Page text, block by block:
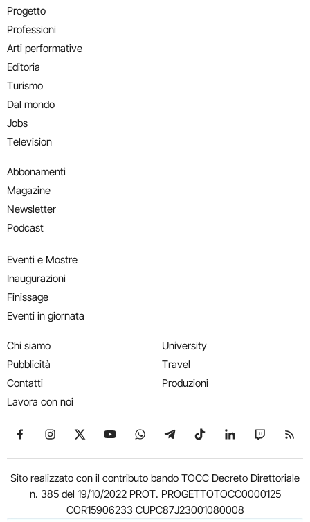
Progetto
Professioni
Arti performative
Editoria
Turismo
Dal mondo
Jobs
Television
Abbonamenti
Magazine
Newsletter
Podcast
Eventi e Mostre
Inaugurazioni
Finissage
Eventi in giornata
Chi siamo
Pubblicità
Contatti
Lavora con noi
University
Travel
Produzioni
Seguici su Facebook
Seguici su Instagram
Seguici su X
Seguici su YouTube
Seguici su WhatsApp
Seguici su Telegram
Seguici su TikTok
Seguici su
Seguici
Sito realizzato con il contributo bando TOCC Decreto Direttoriale
n. 385 del 19/10/2022 PROT. PROGETTOTOCC0000125
COR15906233 CUPC87J23001080008